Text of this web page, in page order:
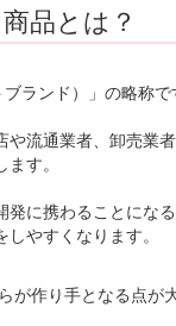
品とは？
ランド）」の略称で
流通業者、卸売業
す。
に携わることにな
やすくなります。
が作り手となる点が